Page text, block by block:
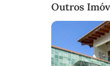
Outros